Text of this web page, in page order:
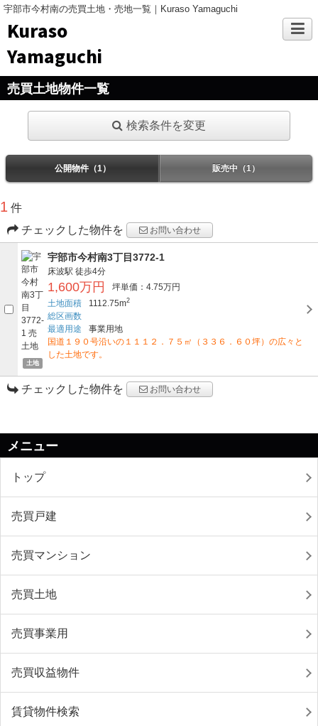
宇部市今村南の売買土地・売地一覧｜Kuraso Yamaguchi
Kuraso
Yamaguchi
売買土地物件一覧
検索条件を変更
公開物件（1） 販売中（1）
1 件
チェックした物件を
お問い合わせ
土地
宇部市今村南3丁目3772-1
床波駅 徒歩4分
1,600万円
坪単価：4.75万円
土地面積
1112.75m2
総区画数
最適用途
事業用地
国道１９０号沿いの１１１２．７５㎡（３３６．６０坪）の広々と
した土地です。
チェックした物件を お問い合わせ
メニュー
トップ
売買戸建
売買マンション
売買土地
売買事業用
売買収益物件
賃貸物件検索